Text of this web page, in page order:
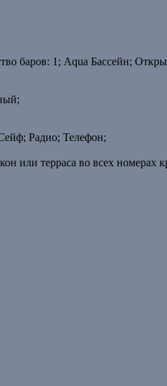
баров: 1; Aqua Бассейн;
Радио; Телефон;
или терраса во всех номерах